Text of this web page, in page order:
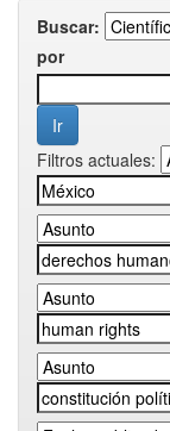
Buscar:
por
Filtros actuales: